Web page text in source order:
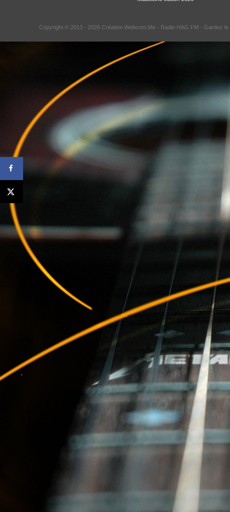
Copyright © 2013 - 2026 Création Webcom.Me - Radio HAG FM - Gardez le